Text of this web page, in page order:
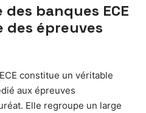
banques ECE
épreuves
constitue un véritable
aux épreuves
Elle regroupe un large